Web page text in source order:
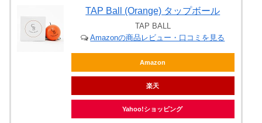
TAP Ball (Orange) タップボール
TAP BALL
Amazonの商品レビュー・口コミを見る
Amazon
楽天
Yahoo!ショッピング